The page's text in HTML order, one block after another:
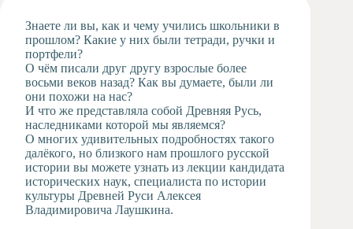
студия
Музыкальное
отделение
Психологическая
Служба
Тьюторская
служба
Знаете ли вы, как и чему учились школьники в
прошлом? Какие у них были тетради, ручки и
портфели?
О чём писали друг другу взрослые более
восьми веков назад? Как вы думаете, были ли
они похожи на нас?
И что же представляла собой Древняя Русь,
наследниками которой мы являемся?
О многих удивительных подробностях такого
далёкого, но близкого нам прошлого русской
истории вы можете узнать из лекции кандидата
исторических наук, специалиста по истории
культуры Древней Руси Алексея
Владимировича Лаушкина.